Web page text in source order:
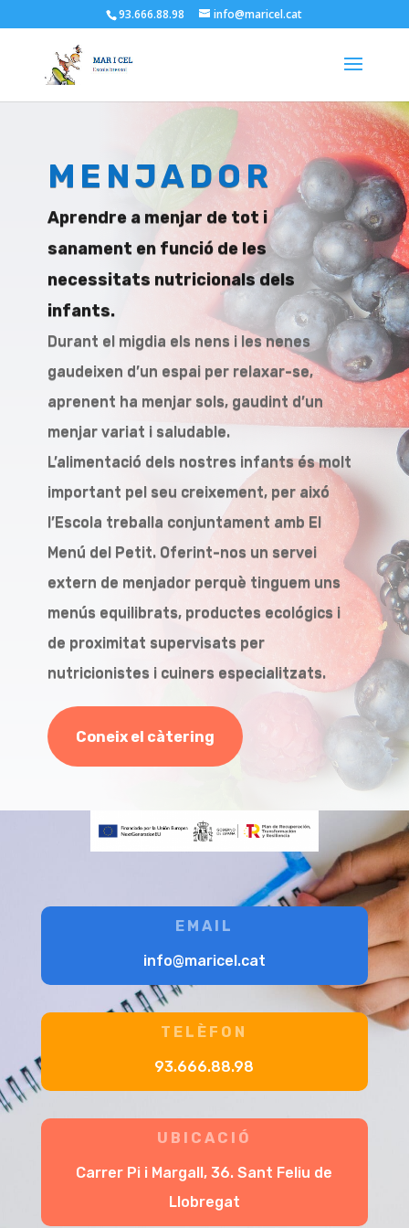
93.666.88.98 info@maricel.cat
MENJADOR
Aprendre a menjar de tot i
sanament en funció de les
necessitats nutricionals dels
infants.
Durant el migdia els nens i les nenes
gaudeixen d’un espai per relaxar-se,
aprenent ha menjar sols, gaudint d’un
menjar variat i saludable.
L’alimentació dels nostres infants és molt
important pel seu creixement, per aixó
l’Escola treballa conjuntament amb El
Menú del Petit. Oferint-nos un servei
extern de menjador perquè tinguem uns
menús equilibrats, productes ecológics i
de proximitat supervisats per
nutricionistes i cuiners especialitzats.
Coneix el càtering
EMAIL
info@maricel.cat
TELÈFON
93.666.88.98
UBICACIÓ
Carrer Pi i Margall, 36. Sant Feliu de
Llobregat